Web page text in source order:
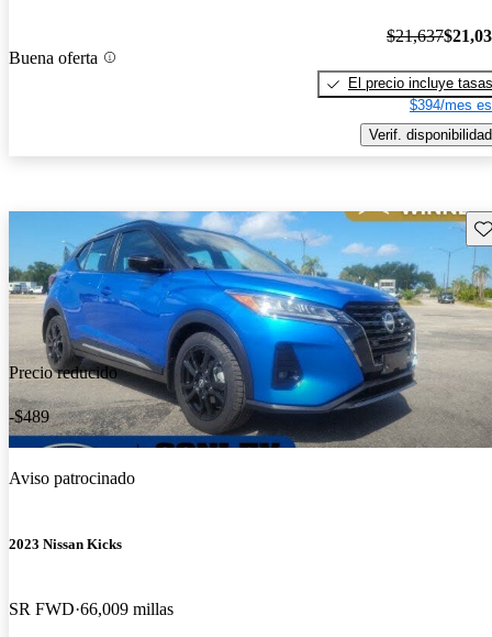
Buena oferta
$21,637
El precio incluye tasas
$394/mes
Verif. disponibilidad
Precio reducido
-$489
Aviso patrocinado
2023 Nissan Kicks
SR FWD 66,009 millas